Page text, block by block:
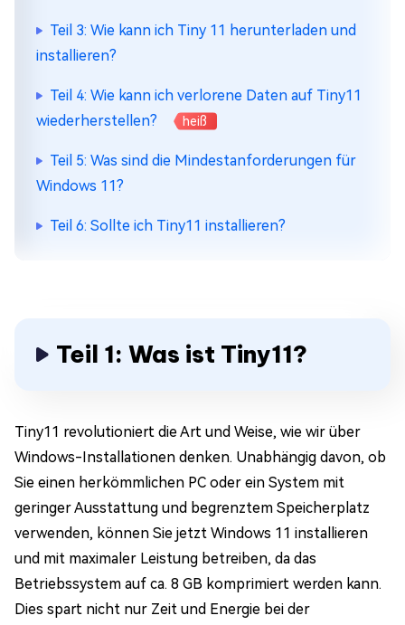
Teil 3: Wie kann ich Tiny 11 herunterladen und
installieren?
Teil 4: Wie kann ich verlorene Daten auf Tiny11
wiederherstellen?
heiß
Teil 5: Was sind die Mindestanforderungen für
Windows 11?
Teil 6: Sollte ich Tiny11 installieren?
Teil 1: Was ist Tiny11?
Tiny11 revolutioniert die Art und Weise, wie wir über
Windows-Installationen denken. Unabhängig davon, ob
Sie einen herkömmlichen PC oder ein System mit
geringer Ausstattung und begrenztem Speicherplatz
verwenden, können Sie jetzt Windows 11 installieren
und mit maximaler Leistung betreiben, da das
Betriebssystem auf ca. 8 GB komprimiert werden kann.
Dies spart nicht nur Zeit und Energie bei der